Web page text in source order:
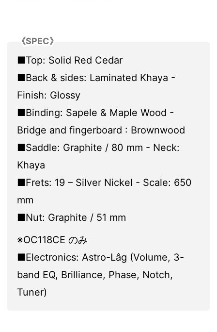
《SPEC》
■Top: Solid Red Cedar
■Back & sides: Laminated Khaya -
Finish: Glossy
■Binding: Sapele & Maple Wood -
Bridge and fingerboard : Brownwood
■Saddle: Graphite / 80 mm - Neck:
Khaya
■Frets: 19 – Silver Nickel - Scale: 650
mm
■Nut: Graphite / 51 mm
※OC118CE のみ
■Electronics: Astro-Lâg (Volume, 3-
band EQ, Brilliance, Phase, Notch,
Tuner)